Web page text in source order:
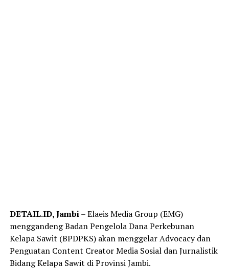
DETAIL.ID, Jambi– Elaeis Media Group (EMG)
menggandeng Badan Pengelola Dana Perkebunan
Kelapa Sawit (BPDPKS) akan menggelar Advocacy dan
Penguatan Content Creator Media Sosial dan Jurnalistik
Bidang Kelapa Sawit di Provinsi Jambi.